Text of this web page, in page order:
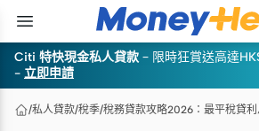
Citi 特快現金私人貸款 – 限時狂賞送高達
- 立即申請
/私人貸款/稅季/稅務貸款攻略2026：最平稅貸